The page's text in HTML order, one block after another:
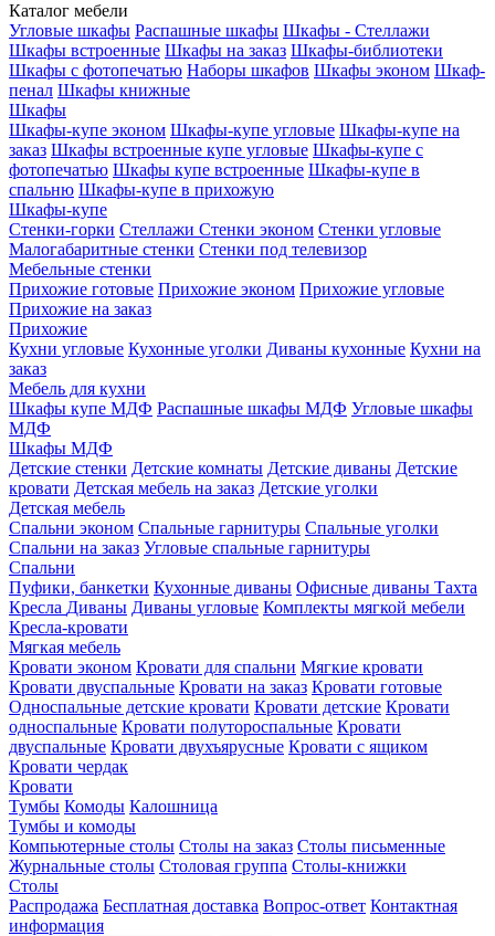
Каталог мебели
Угловые шкафы Распашные шкафы Шкафы - Стеллажи
Шкафы встроенные Шкафы на заказ Шкафы-библиотеки
Шкафы с фотопечатью Наборы шкафов Шкафы эконом Шкаф-
пенал Шкафы книжные
Шкафы
Шкафы-купе эконом Шкафы-купе угловые Шкафы-купе на
заказ Шкафы встроенные купе угловые Шкафы-купе с
фотопечатью Шкафы купе встроенные Шкафы-купе в
спальню Шкафы-купе в прихожую
Шкафы-купе
Стенки-горки Стеллажи Стенки эконом Стенки угловые
Малогабаритные стенки Стенки под телевизор
Мебельные стенки
Прихожие готовые Прихожие эконом Прихожие угловые
Прихожие на заказ
Прихожие
Кухни угловые Кухонные уголки Диваны кухонные Кухни на
заказ
Мебель для кухни
Шкафы купе МДФ Распашные шкафы МДФ Угловые шкафы
МДФ
Шкафы МДФ
Детские стенки Детские комнаты Детские диваны Детские
кровати Детская мебель на заказ Детские уголки
Детская мебель
Спальни эконом Спальные гарнитуры Спальные уголки
Спальни на заказ Угловые спальные гарнитуры
Спальни
Пуфики, банкетки Кухонные диваны Офисные диваны Тахта
Кресла Диваны Диваны угловые Комплекты мягкой мебели
Кресла-кровати
Мягкая мебель
Кровати эконом Кровати для спальни Мягкие кровати
Кровати двуспальные Кровати на заказ Кровати готовые
Односпальные детские кровати Кровати детские Кровати
односпальные Кровати полутороспальные Кровати
двуспальные Кровати двухъярусные Кровати с ящиком
Кровати чердак
Кровати
Тумбы Комоды Калошница
Тумбы и комоды
Компьютерные столы Столы на заказ Столы письменные
Журнальные столы Столовая группа Столы-книжки
Столы
Распродажа Бесплатная доставка Вопрос-ответ Контактная
информация